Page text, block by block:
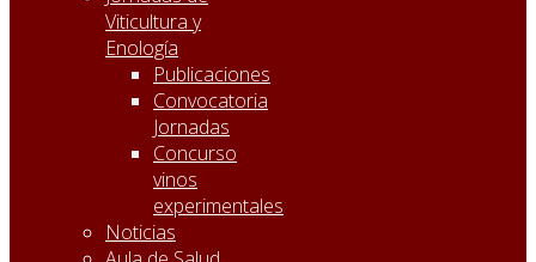
Viticultura y
Enología
Publicaciones
Convocatoria
Jornadas
Concurso
vinos
experimentales
Noticias